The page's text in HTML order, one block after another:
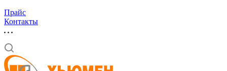
Прайс
Контакты